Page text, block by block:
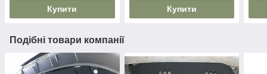
Купити Купити
Подібні товари компанії